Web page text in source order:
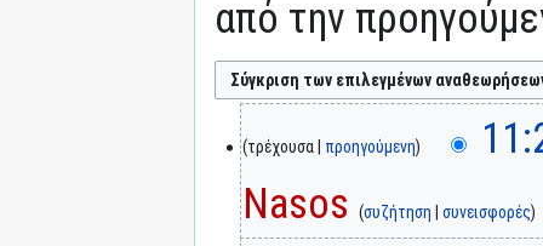
από την
τρέχουσα προηγούμενη
Nasos
συζήτηση συνεισφορές